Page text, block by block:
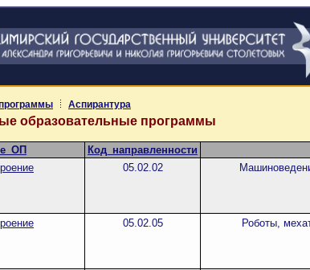
Аспирантура
образовательные программы
Код_направленности
05.02.02
05.02.05 Роботы,